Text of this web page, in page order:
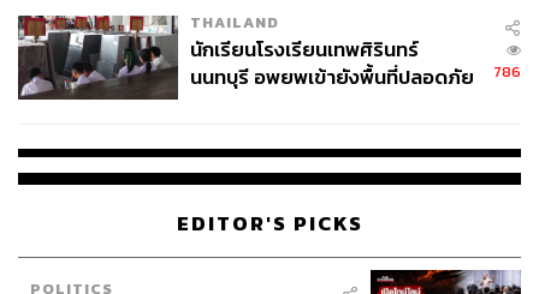
จ่ายหนี้-แอบระบุแบรนด์
THAILAND
นักเรียนโรงเรียนเทพศิรินทร์
นนทบุรี อพยพเข้ายังพื้นที่ปลอดภัย
786
EDITOR'S PICKS
POLITICS